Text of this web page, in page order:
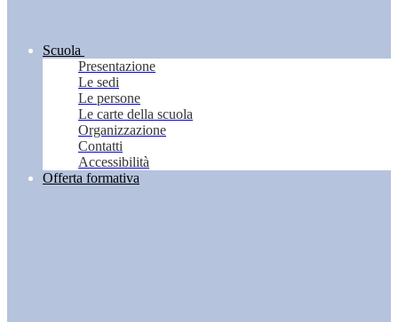
Scuola
Presentazione
Le sedi
Le persone
Le carte della scuola
Organizzazione
Contatti
Accessibilità
Offerta formativa